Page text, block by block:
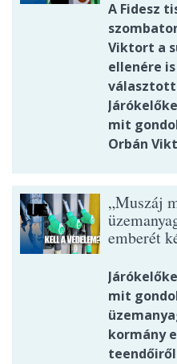
A Fidesz
Viktort a
ellenére
mit
Orbán
„Muszáj
emberét
mit
kormány